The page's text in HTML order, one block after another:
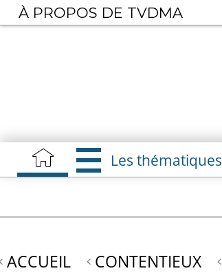
Aller
au
Les thématiques
ACCUEIL CONTENTIEUX
À PROPOS DE TVDMA